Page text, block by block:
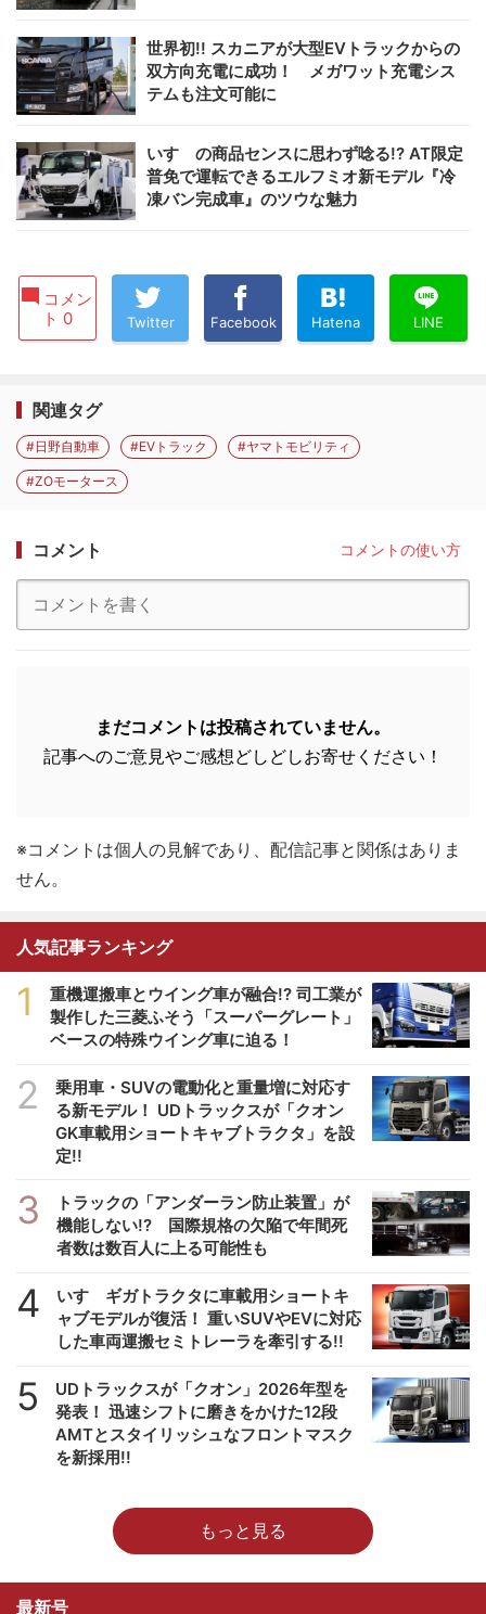
世界初!! スカニアが大型EVトラックからの
双方向充電に成功！ メガワット充電シス
テムも注文可能に
いすゞの商品センスに思わず唸る!? AT限定
普免で運転できるエルフミオ新モデル『冷
凍バン完成車』のツウな魅力
コメン
ト 0
Twitter Facebook Hatena LINE
関連タグ
#日野自動車 #EVトラック #ヤマトモビリティ
#ZOモータース
コメント コメントの使い方
まだコメントは投稿されていません。
記事へのご意見やご感想どしどしお寄せください！
※コメントは個人の見解であり、配信記事と関係はありま
せん。
人気記事ランキング
1
重機運搬車とウイング車が融合!? 司工業が
製作した三菱ふそう「スーパーグレート」
ベースの特殊ウイング車に迫る！
2
乗用車・SUVの電動化と重量増に対応す
る新モデル！ UDトラックスが「クオン
GK車載用ショートキャブトラクタ」を設
定!!
3
トラックの「アンダーラン防止装置」が
機能しない!? 国際規格の欠陥で年間死
者数は数百人に上る可能性も
4
いすゞギガトラクタに車載用ショートキ
ャブモデルが復活！ 重いSUVやEVに対応
した車両運搬セミトレーラを牽引する!!
5
UDトラックスが「クオン」2026年型を
発表！ 迅速シフトに磨きをかけた12段
AMTとスタイリッシュなフロントマスク
を新採用!!
もっと見る
最新号